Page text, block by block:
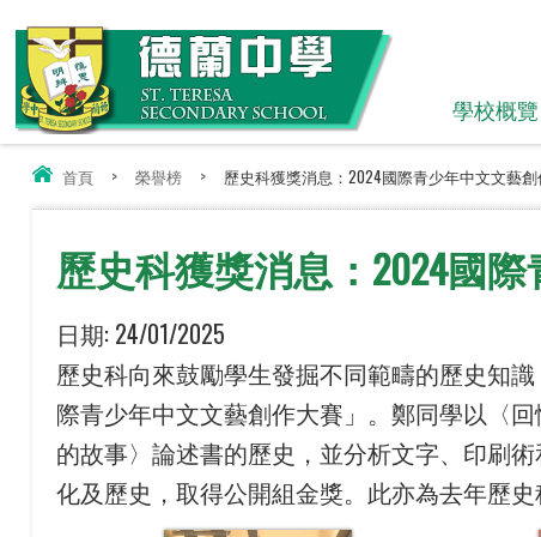
學校概覽
首頁 > 榮譽榜 > 歷史科獲獎消息：2024國際青少年中文文藝
歷史科獲獎消息：2024國
日期: 24/01/2025
歷史科向來鼓勵學生發掘不同範疇的歷史知
際青少年中文文藝創作大賽」。鄭同學以〈
的故事〉論述書的歷史，並分析文字、印刷
化及歷史，取得公開組金獎。此亦為去年歷